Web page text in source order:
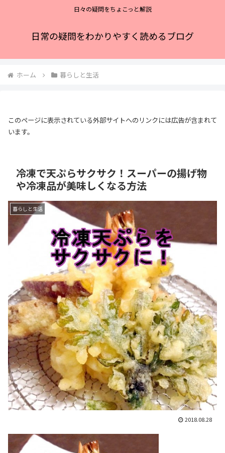
日々の疑問をちょこっと解説
日常の疑問をわかりやすく読めるブログ
ホーム 暮らしと生活
このページに表示されている外部サイトへのリンクには広告が含まれて
います。
冷凍で天ぷらサクサク！スーパーの揚げ物
や冷凍品が美味しくなる方法
暮らしと生活
2018.08.28